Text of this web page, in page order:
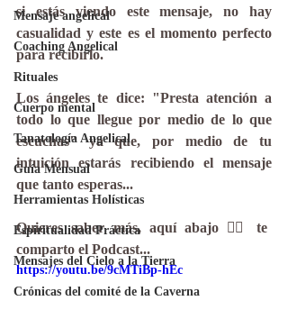
Mensaje angelical
Coaching Angelical
Rituales
Cuerpo mental
Tanatología Angelical
Guía Mensual
Herramientas Holísticas
Espiritualidad Práctica
Mensajes del Cielo a la Tierra
Crónicas del comité de la Caverna
si estás viendo este mensaje, no hay
casualidad y este es el momento perfecto
para recibirlo.
Los ángeles te dice: "Presta atención a
todo lo que llegue por medio de lo que
escuchas" ya que, por medio de tu
intuición estarás recibiendo el mensaje
que tanto esperas...
Quieres saber más, aquí abajo 👇🏻 te
comparto el Podcast...
https://youtu.be/9cMTiBp-hEc